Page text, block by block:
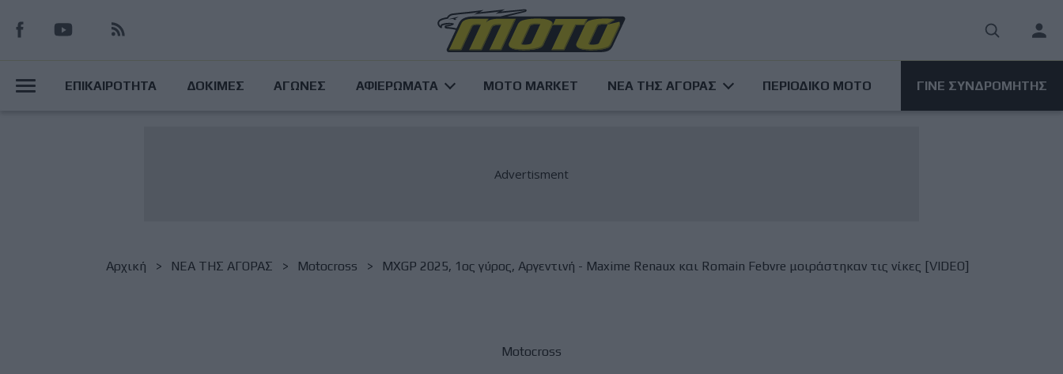
προς
κυρίως
User
MainΕΠΙΚΑΙΡΟΤΗΤΑ ΔΟΚΙΜΕΣ ΑΓΩΝΕΣ ΑΦΙΕΡΩΜΑΤΑ MOTO MARKET ΝΕΑ ΤΗΣ ΑΓΟΡΑΣ ΠΕΡΙΟΔΙΚΟ ΜΟΤΟ ΓΙΝΕ ΣΥΝΔΡΟΜΗΤΗΣ
Breadcrumb
Αρχική NΕΑ ΤΗΣ ΑΓΟΡΑΣ Motocross MXGP 2025, 1ος γύρος, Αργεντινή - Maxime Renaux και Romain Febvre μοιράστηκαν τις νίκες [VIDEO]
Motocross